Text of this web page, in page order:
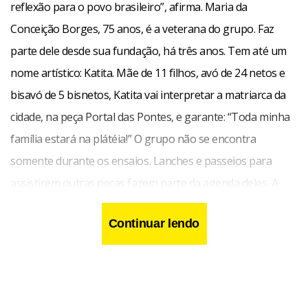
reflexão para o povo brasileiro”, afirma. Maria da
Conceição Borges, 75 anos, é a veterana do grupo. Faz
parte dele desde sua fundação, há três anos. Tem até um
nome artístico: Katita. Mãe de 11 filhos, avó de 24 netos e
bisavó de 5 bisnetos, Katita vai interpretar a matriarca da
cidade, na peça Portal das Pontes, e garante: “Toda minha
família estará na plátéia!” O grupo não se encontra
somente durante os ensaios. Lanches e passeios para
assistirem outras peças fazem parte da agenda deles. A
última confraternização foi na casa de Suzana de Cunto,
advogada, caçula da turma, com 55 anos. “Participei de
outros grupos de pessoas mais jovens, mas a alegria e a
Continuar lendo